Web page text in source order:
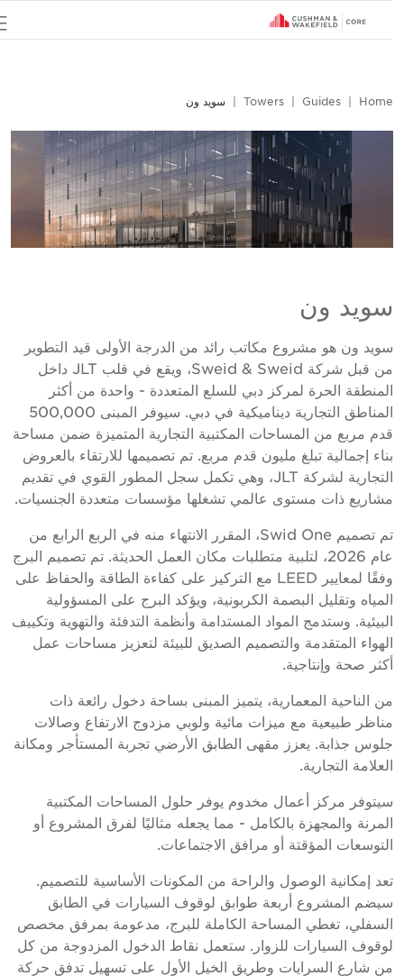
Home
Guides
Towers سويد ون
سويد ون
سويد ون هو مشروع مكاتب رائد من الدرجة الأولى قيد التطوير
من قبل شركة Sweid & Sweid، ويقع في قلب JLT داخل
المنطقة الحرة لمركز دبي للسلع المتعددة - واحدة من أكثر
المناطق التجارية ديناميكية في دبي. سيوفر المبنى 500,000
قدم مربع من المساحات المكتبية التجارية المتميزة ضمن مساحة
بناء إجمالية تبلغ مليون قدم مربع. تم تصميمها للارتقاء بالعروض
التجارية لشركة JLT، وهي تكمل سجل المطور القوي في تقديم
مشاريع ذات مستوى عالمي تشغلها مؤسسات متعددة الجنسيات.
تم تصميم Swid One، المقرر الانتهاء منه في الربع الرابع من
عام 2026، لتلبية متطلبات مكان العمل الحديثة. تم تصميم البرج
وفقًا لمعايير LEED مع التركيز على كفاءة الطاقة والحفاظ على
المياه وتقليل البصمة الكربونية، ويؤكد البرج على المسؤولية
البيئية. وستدمج المواد المستدامة وأنظمة التدفئة والتهوية وتكييف
الهواء المتقدمة والتصميم الصديق للبيئة لتعزيز مساحات عمل
أكثر صحة وإنتاجية.
من الناحية المعمارية، يتميز المبنى بساحة دخول رائعة ذات
مناظر طبيعية مع ميزات مائية ولوبي مزدوج الارتفاع وصالات
جلوس جذابة. يعزز مقهى الطابق الأرضي تجربة المستأجر ومكانة
العلامة التجارية.
سيتوفر مركز أعمال مخدوم يوفر حلول المساحات المكتبية
المرنة والمجهزة بالكامل - مما يجعله مثاليًا لفرق المشروع أو
التوسعات المؤقتة أو مرافق الاجتماعات.
تعد إمكانية الوصول والراحة من المكونات الأساسية للتصميم.
سيضم المشروع أربعة طوابق لوقوف السيارات في الطابق
السفلي، تغطي المساحة الكاملة للبرج، مدعومة بمرفق مخصص
لوقوف السيارات للزوار. ستعمل نقاط الدخول المزدوجة من كل
من شارع السرايات وطريق الخيل الأول على تسهيل تدفق حركة